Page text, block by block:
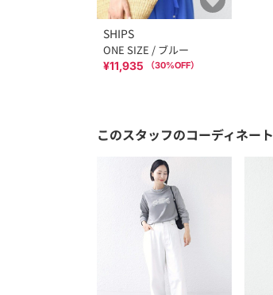
SHIPS
ONE SIZE / ブルー
¥11,935 （30%OFF）
このスタッフのコーディネート